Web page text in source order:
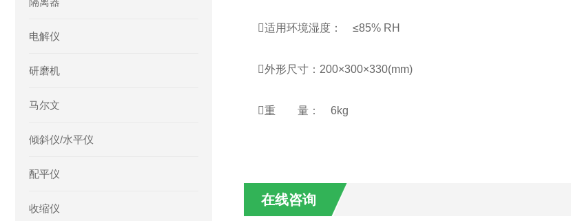
电解仪
研磨机
马尔文
倾斜仪/水平仪
配平仪
收缩仪
适用环境湿度： ≤85% RH
外形尺寸：200×300×330(mm)
重 量： 6kg
在线咨询